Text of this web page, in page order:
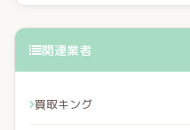
関連業者
買取キング